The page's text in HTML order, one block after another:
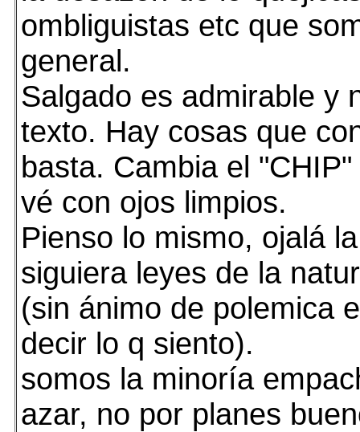
ombliguistas etc que
general.
Salgado es admirable y
texto. Hay cosas que
basta. Cambia el
vé con ojos limpios.
Pienso lo mismo, ojalá
siguiera leyes de la
(sin ánimo de polemica
decir lo q siento).
somos la minoría
azar, no por planes